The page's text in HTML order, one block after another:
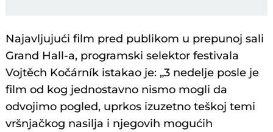
Najavljujući film pred publikom u prepunoj sali
Grand Hall-a, programski selektor festivala
Vojtěch Kočárník istakao je: „3 nedelje posle je
film od kog jednostavno nismo mogli da
odvojimo pogled, uprkos izuzetno teškoj temi
vršnjačkog nasilja i njegovih mogućih